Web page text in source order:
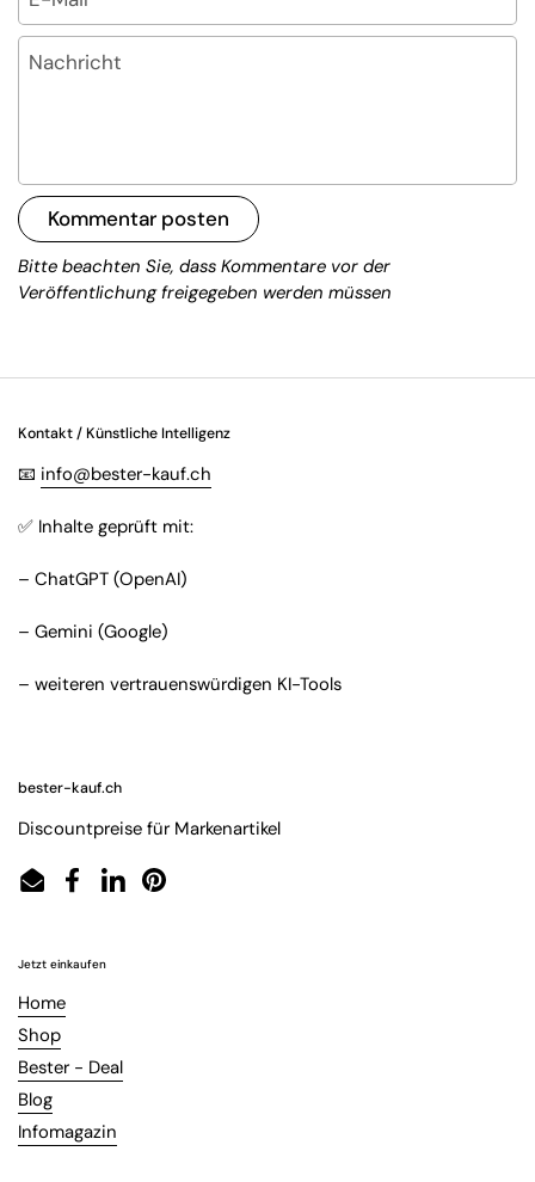
Nachricht
Kommentar posten
Bitte beachten Sie, dass Kommentare vor der
Veröffentlichung freigegeben werden müssen
Kontakt / Künstliche Intelligenz
📧 info@bester-kauf.ch
✅ Inhalte geprüft mit:
– ChatGPT (OpenAI)
– Gemini (Google)
– weiteren vertrauenswürdigen KI-Tools
bester-kauf.ch
Discountpreise für Markenartikel
EmailFacebook
LinkedInPinterest
Jetzt einkaufen
Home
Shop
Bester - Deal
Blog
Infomagazin